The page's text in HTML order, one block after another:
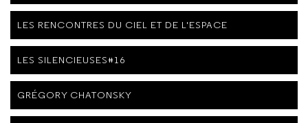
LES RENCONTRES DU CIEL ET DE L'ESPACE
LES SILENCIEUSES#16
GRÉGORY CHATONSKY